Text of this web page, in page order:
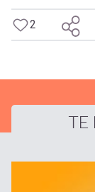
2
TE